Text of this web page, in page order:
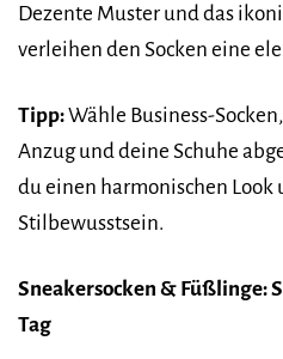
Dezente Muster und das
verleihen den Socken eine
Tipp:Wähle Business-
Anzug und deine Schuhe
du einen harmonischen Look
Stilbewusstsein.
Sneakersocken & Füßlinge:
Tag